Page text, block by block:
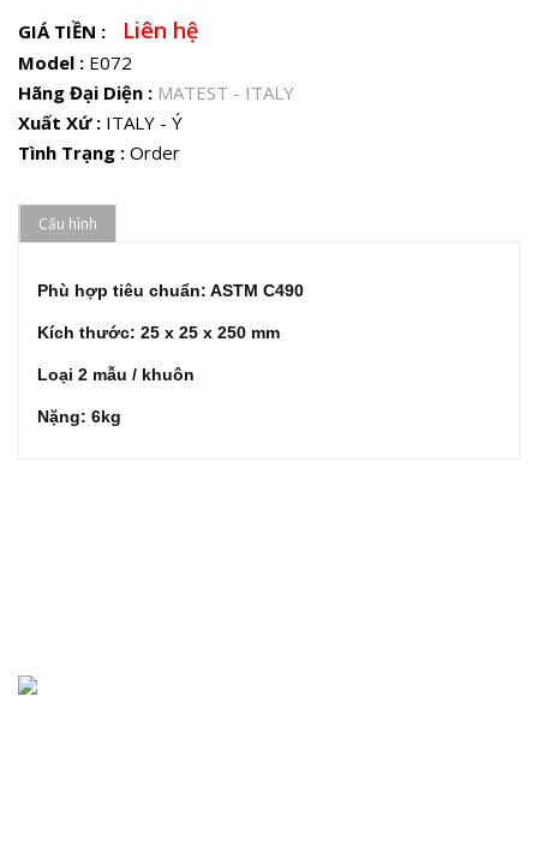
GIÁ TIỀN : Liên hệ
Model : E072
Hãng Đại Diện : MATEST - ITALY
Xuất Xứ : ITALY - Ý
Tình Trạng : Order
Cấu hình
Phù hợp tiêu chuẩn: ASTM C490
Kích thước: 25 x 25 x 250 mm
Loại 2 mẫu / khuôn
Nặng: 6kg